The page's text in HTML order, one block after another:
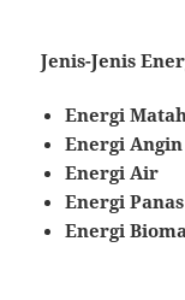
Jenis-Jenis
Energi
Energi Angin
Energi Air
Energi
Energi